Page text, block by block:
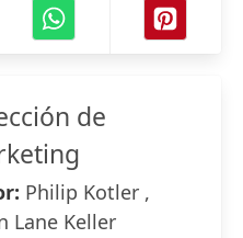
de
Philip Kotler ,
Lane Keller